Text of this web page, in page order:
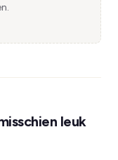
leuk